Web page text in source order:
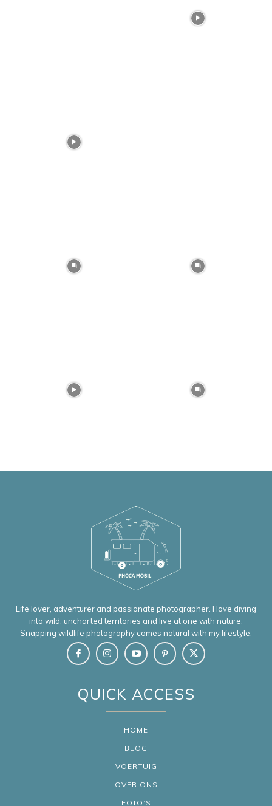
Life lover, adventurer and passionate photographer. I love diving
into wild, uncharted territories and live at one with nature.
Snapping wildlife photography comes natural with my lifestyle.
QUICK ACCESS
HOME
BLOG
VOERTUIG
OVER ONS
FOTO’S